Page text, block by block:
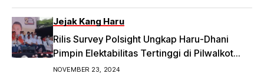
Jejak Kang Haru
Rilis Survey Polsight Ungkap Haru-Dhani
Pimpin Elektabilitas Tertinggi di Pilwalkot
Bandung 2024
NOVEMBER 23, 2024